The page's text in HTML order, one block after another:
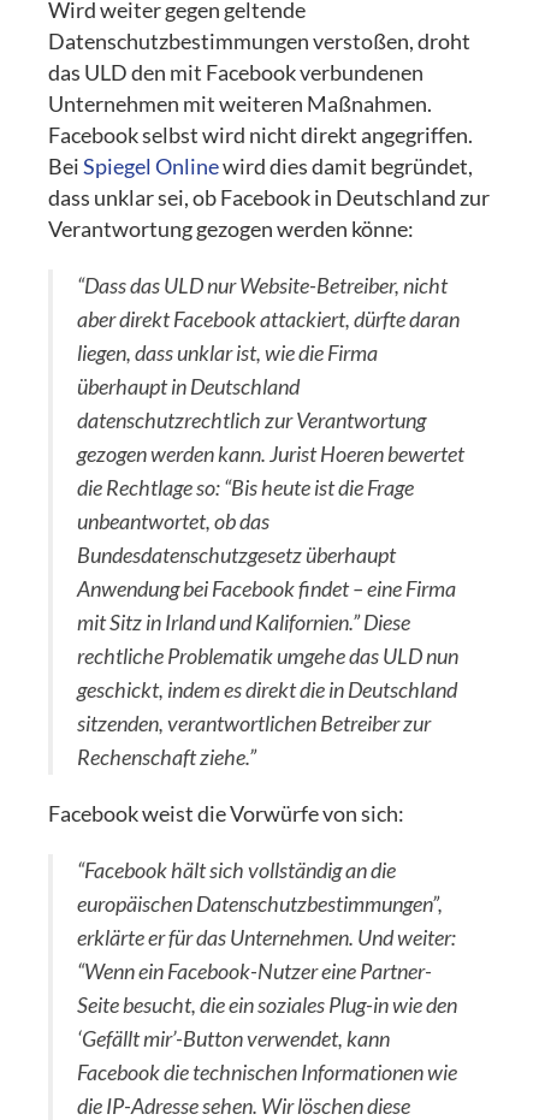
Wird weiter gegen geltende
Datenschutzbestimmungen verstoßen, droht
das ULD den mit Facebook verbundenen
Unternehmen mit weiteren Maßnahmen.
Facebook selbst wird nicht direkt angegriffen.
BeiSpiegel Onlinewird dies damit begründet,
dass unklar sei, ob Facebook in Deutschland zur
Verantwortung gezogen werden könne:
“Dass das ULD nur Website-Betreiber, nicht
aber direkt Facebook attackiert, dürfte daran
liegen, dass unklar ist, wie die Firma
überhaupt in Deutschland
datenschutzrechtlich zur Verantwortung
gezogen werden kann. Jurist Hoeren bewertet
die Rechtlage so: “Bis heute ist die Frage
unbeantwortet, ob das
Bundesdatenschutzgesetz überhaupt
Anwendung bei Facebook findet – eine Firma
mit Sitz in Irland und Kalifornien.” Diese
rechtliche Problematik umgehe das ULD nun
geschickt, indem es direkt die in Deutschland
sitzenden, verantwortlichen Betreiber zur
Rechenschaft ziehe.”
Facebook weist die Vorwürfe von sich:
“Facebook hält sich vollständig an die
europäischen Datenschutzbestimmungen”,
erklärte er für das Unternehmen. Und weiter:
“Wenn ein Facebook-Nutzer eine Partner-
Seite besucht, die ein soziales Plug-in wie den
‘Gefällt mir’-Button verwendet, kann
Facebook die technischen Informationen wie
die IP-Adresse sehen. Wir löschen diese